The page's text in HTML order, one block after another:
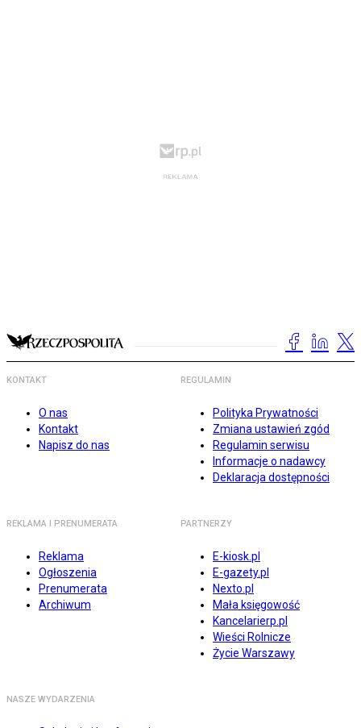
KONTAKT
O nas
Kontakt
Napisz do nas
REGULAMIN
Polityka Prywatności
Zmiana ustawień zgód
Regulamin serwisu
Informacje o nadawcy
Deklaracja dostępności
REKLAMA I PRENUMERATA
Reklama
Ogłoszenia
Prenumerata
Archiwum
PARTNERZY
E-kiosk.pl
E-gazety.pl
Nexto.pl
Mała księgowość
Kancelarierp.pl
Wieści Rolnicze
Życie Warszawy
NASZE WYDARZENIA